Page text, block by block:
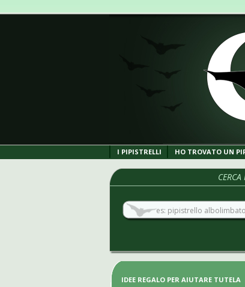
I PIPISTRELLI HO TROVATO UN
IDEE REGALO PER AIUTARE TUTELA